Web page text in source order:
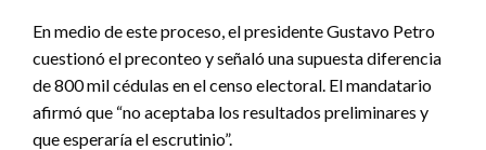
En medio de este proceso, el presidente Gustavo Petro
cuestionó el preconteo y señaló una supuesta diferencia
de 800 mil cédulas en el censo electoral. El mandatario
afirmó que “no aceptaba los resultados preliminares y
que esperaría el escrutinio”.